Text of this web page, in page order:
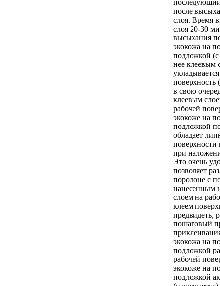
после
слоя. Время
слоя 20-30
высыхания
экокожа на
подложкой
нее клеевым
поверхность
в свою
клеевым
рабочей
экокоже на
подложкой
обладает
поверхности
при
Это очень
позволяет
поролоне с
нанесенным
слоем на
клеем
предвидеть,
пошаговый
экокожа на
подложкой
рабочей
экокоже на
подложкой